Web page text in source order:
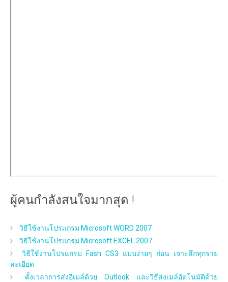
ผู้คนกำลังสนใจมากสุด !
วิธีใช้งานโปรแกรม Microsoft WORD 2007
วิธีใช้งานโปรแกรม Microsoft EXCEL 2007
วิธีใช้งานโปรแกรม Fash CS3 แบบง่ายๆ ก่อน เจาะลึกทุกราย
ละเอียด
ตั้งเวลาการส่งอีเมล์ด้วย Outlook และวิธีส่งเมล์อัตโนมัติด้วย